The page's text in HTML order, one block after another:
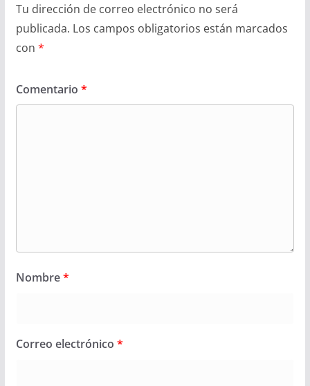
Tu dirección de correo electrónico no será
publicada. Los campos obligatorios están marcados
con *
Comentario *
Nombre*
Correo electrónico *